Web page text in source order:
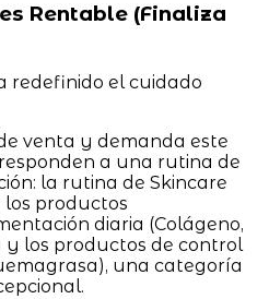
Rentable (Finaliza
redefinido el cuidado
venta y demanda este
a una rutina de
la rutina de Skincare
productos
diaria (Colágeno,
y los productos de control
una categoría